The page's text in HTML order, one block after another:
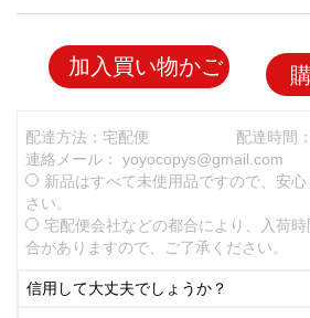
加入買い物かご
配達方法：宅配便
配達時間
連絡メール： yoyocopys@gmail.com
新品はすべて未使用品ですので、安
さい。
宅配便会社などの都合により、入荷
合がありますので、ご了承ください。
信用して大丈夫でしょうか？